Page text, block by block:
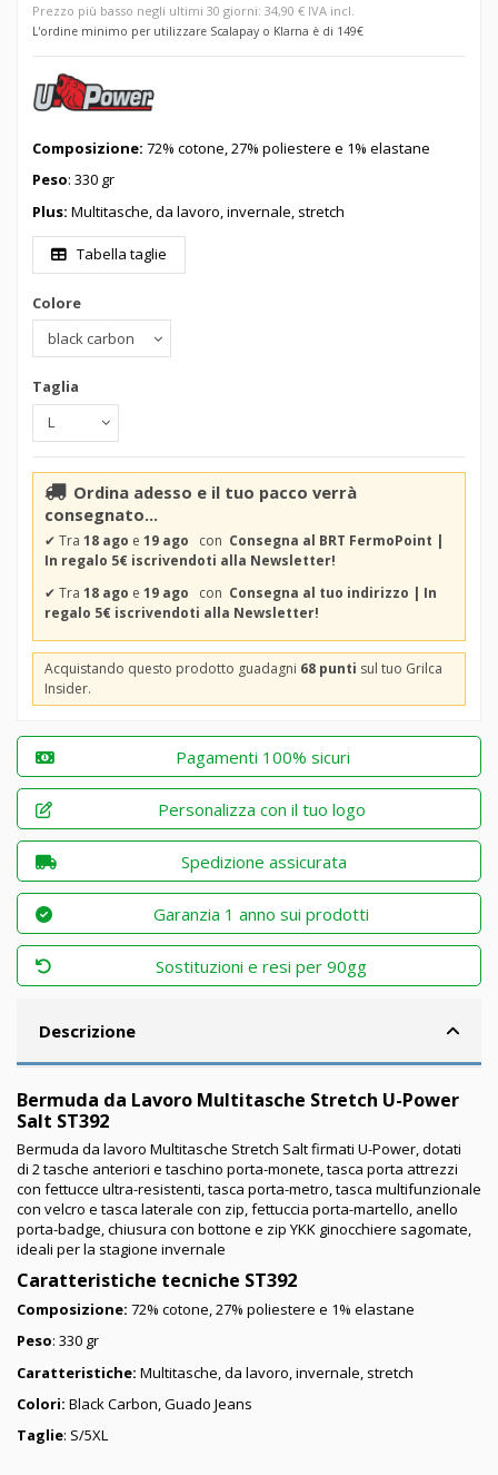
Prezzo più basso negli ultimi 30 giorni: 34,90 € IVA incl.
L'ordine minimo per utilizzare Scalapay o Klarna è di 149€
Composizione: 72% cotone, 27% poliestere e 1% elastane
Peso: 330 gr
Plus: Multitasche, da lavoro, invernale, stretch
Tabella taglie
Colore
Taglia
Ordina adesso e il tuo pacco verrà
consegnato...
✔ Tra 18 ago e 19 ago con Consegna al BRT FermoPoint |
In regalo 5€ iscrivendoti alla Newsletter!
✔ Tra 18 ago e 19 ago con Consegna al tuo indirizzo | In
regalo 5€ iscrivendoti alla Newsletter!
Acquistando questo prodotto guadagni 68 punti sul tuo Grilca
Insider.
Pagamenti 100% sicuri
Personalizza con il tuo logo
Spedizione assicurata
Garanzia 1 anno sui prodotti
Sostituzioni e resi per 90gg
Descrizione
Bermuda da Lavoro Multitasche Stretch U-Power
Salt ST392
Bermuda da lavoro Multitasche Stretch Salt firmati U-Power, dotati
di 2 tasche anteriori e taschino porta-monete, tasca porta attrezzi
con fettucce ultra-resistenti, tasca porta-metro, tasca multifunzionale
con velcro e tasca laterale con zip, fettuccia porta-martello, anello
porta-badge, chiusura con bottone e zip YKK ginocchiere sagomate,
ideali per la stagione invernale
Caratteristiche tecniche ST392
Composizione: 72% cotone, 27% poliestere e 1% elastane
Peso: 330 gr
Caratteristiche: Multitasche, da lavoro, invernale, stretch
Colori: Black Carbon, Guado Jeans
Taglie: S/5XL